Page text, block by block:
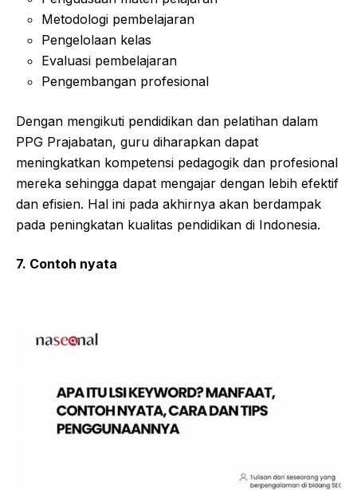
Metodologi pembelajaran
Pengelolaan kelas
Evaluasi pembelajaran
Pengembangan profesional
Dengan mengikuti pendidikan dan pelatihan dalam
PPG Prajabatan, guru diharapkan dapat
meningkatkan kompetensi pedagogik dan profesional
mereka sehingga dapat mengajar dengan lebih efektif
dan efisien. Hal ini pada akhirnya akan berdampak
pada peningkatan kualitas pendidikan di Indonesia.
7. Contoh nyata